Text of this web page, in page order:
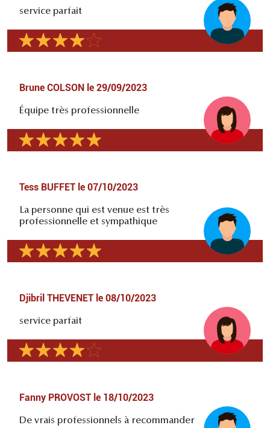
service parfait
Brune COLSON le 29/09/2023
Équipe très professionnelle
Tess BUFFET le 07/10/2023
La personne qui est venue est très
professionnelle et sympathique
Djibril THEVENET le 08/10/2023
service parfait
Fanny PROVOST le 18/10/2023
De vrais professionnels à recommander